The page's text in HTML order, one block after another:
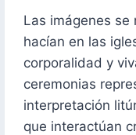
Las imágenes se
hacían en las
corporalidad y
ceremonias
interpretación
que interactúan